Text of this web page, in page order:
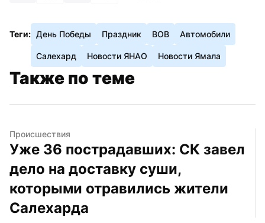
Теги: День Победы Праздник ВОВ Автомобили
Салехард Новости ЯНАО Новости Ямала
Также по теме
Происшествия
Уже 36 пострадавших: СК завел
дело на доставку суши,
которыми отравились жители
Салехарда